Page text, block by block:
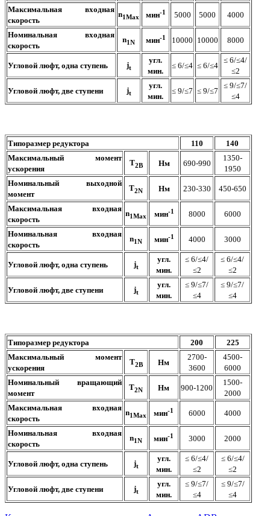
Максимальная входная
скорость
n1Max мин-1 5000 5000 4000
Номинальная входная
скорость
n1N мин-1 10000 10000 8000
Угловой люфт, одна ступень jt
угл.
мин.
≤ 6/≤4 ≤ 6/≤4
≤ 6/≤4/
≤2
Угловой люфт, две ступени jt
угл.
мин.
≤ 9/≤7 ≤ 9/≤7
≤ 9/≤7/
≤4
Типоразмер редуктора 110
140
Максимальный момент
ускорения
T2B Нм 690-990
1350-
1950
Номинальный выходной
момент
T2N Нм 230-330 450-650
Максимальная входная
скорость
n1Max мин-1 8000 6000
Номинальная входная
скорость
n1N мин-1 4000 3000
Угловой люфт, одна ступень jt
угл.
мин.
≤ 6/≤4/
≤2
≤ 6/≤4/
≤2
Угловой люфт, две ступени jt
угл.
мин.
≤ 9/≤7/
≤4
≤ 9/≤7/
≤4
Типоразмер редуктора 200
225
Максимальный момент
ускорения
T2B Нм
2700-
3600
4500-
6000
Номинальный вращающий
момент
T2N Нм 900-1200
1500-
2000
Максимальная входная
скорость
n1Max мин-1 6000 4000
Номинальная входная
скорость
n1N мин-1 3000 2000
Угловой люфт, одна ступень jt
угл.
мин.
≤ 6/≤4/
≤2
≤ 6/≤4/
≤2
Угловой люфт, две ступени jt
угл.
мин.
≤ 9/≤7/
≤4
≤ 9/≤7/
≤4